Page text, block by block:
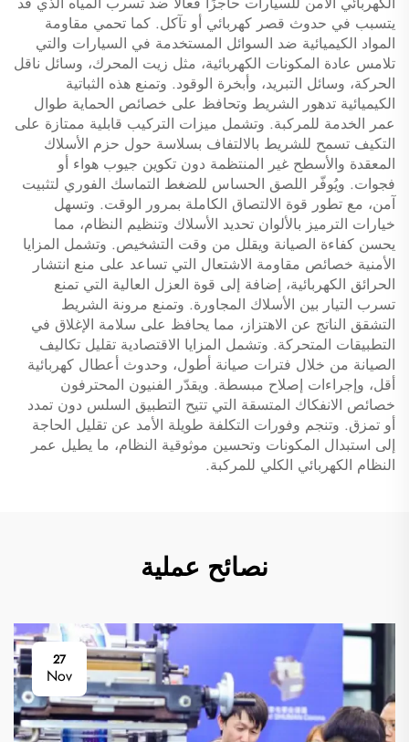
يتسبب في حدوث قصر كهربائي أو تآكل. كما تحمي مقاومة
المواد الكيميائية ضد السوائل المستخدمة في السيارات والتي
تلامس عادة المكونات الكهربائية، مثل زيت المحرك، وسائل ناقل
الحركة، وسائل التبريد، وأبخرة الوقود. وتمنع هذه الثباتية
الكيميائية تدهور الشريط وتحافظ على خصائص الحماية طوال
عمر الخدمة للمركبة. وتشمل ميزات التركيب قابلية ممتازة على
التكيف تسمح للشريط بالالتفاف بسلاسة حول حزم الأسلاك
المعقدة والأسطح غير المنتظمة دون تكوين جيوب هواء أو
فجوات. ويُوفّر اللصق الحساس للضغط التماسك الفوري لتثبيت
آمن، مع تطور قوة الالتصاق الكاملة بمرور الوقت. وتسهل
خيارات الترميز بالألوان تحديد الأسلاك وتنظيم النظام، مما
يحسن كفاءة الصيانة ويقلل من وقت التشخيص. وتشمل المزايا
الأمنية خصائص مقاومة الاشتعال التي تساعد على منع انتشار
الحرائق الكهربائية، إضافة إلى قوة العزل العالية التي تمنع
تسرب التيار بين الأسلاك المجاورة. وتمنع مرونة الشريط
التشقق الناتج عن الاهتزاز، مما يحافظ على سلامة الإغلاق في
التطبيقات المتحركة. وتشمل المزايا الاقتصادية تقليل تكاليف
الصيانة من خلال فترات صيانة أطول، وحدوث أعطال كهربائية
أقل، وإجراءات إصلاح مبسطة. ويقدّر الفنيون المحترفون
خصائص الانفكاك المتسقة التي تتيح التطبيق السلس دون تمدد
أو تمزق. وتنجم وفورات التكلفة طويلة الأمد عن تقليل الحاجة
إلى استبدال المكونات وتحسين موثوقية النظام، ما يطيل عمر
النظام الكهربائي الكلي للمركبة.
نصائح عملية
27
Nov